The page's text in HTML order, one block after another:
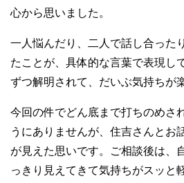
心から思いました。
一人悩んだり、二人で話し合った
たことが、具体的な言葉で表現し
ずつ解明されて、だいぶ気持ちが
今回の件でどん底まで打ちのめさ
うにありませんが、住吉さんとお
が見えた思いです。ご相談後は、
っきり見えてきて気持ちがスッと